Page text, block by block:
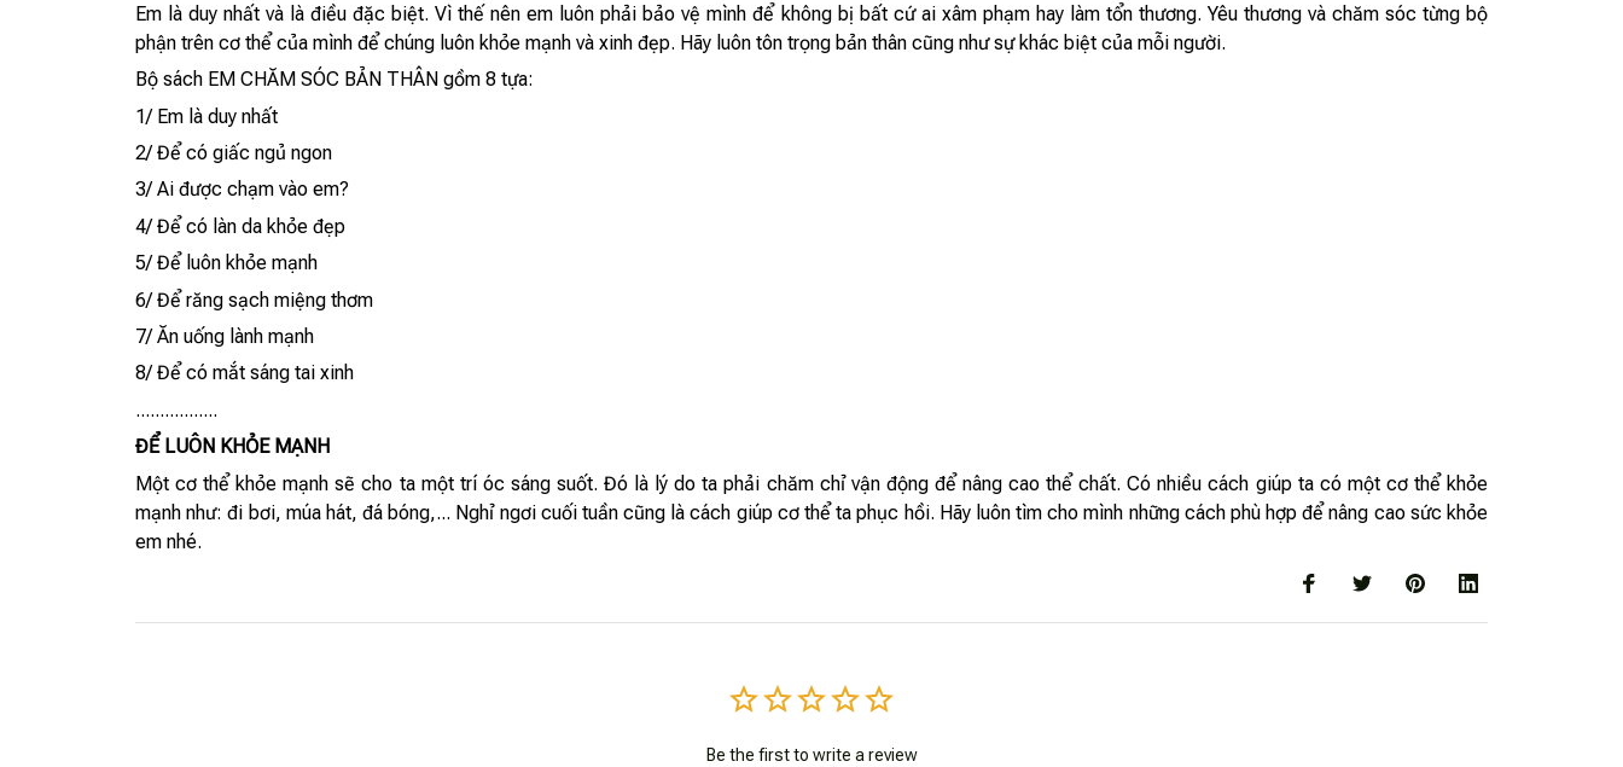
Em là duy nhất và là điều đặc biệt. Vì thế nên em luôn phải bảo vệ mình để không bị bất cứ ai xâm phạm hay làm tổn thương. Yêu thương và chăm sóc từng bộ
phận trên cơ thể của mình để chúng luôn khỏe mạnh và xinh đẹp. Hãy luôn tôn trọng bản thân cũng như sự khác biệt của mỗi người.
Bộ sách EM CHĂM SÓC BẢN THÂN gồm 8 tựa:
1/ Em là duy nhất
2/ Để có giấc ngủ ngon
3/ Ai được chạm vào em?
4/ Để có làn da khỏe đẹp
5/ Để luôn khỏe mạnh
6/ Để răng sạch miệng thơm
7/ Ăn uống lành mạnh
8/ Để có mắt sáng tai xinh
.................
ĐỂ LUÔN KHỎE MẠNH
Một cơ thể khỏe mạnh sẽ cho ta một trí óc sáng suốt. Đó là lý do ta phải chăm chỉ vận động để nâng cao thể chất. Có nhiều cách giúp ta có một cơ thể khỏe
mạnh như: đi bơi, múa hát, đá bóng,... Nghỉ ngơi cuối tuần cũng là cách giúp cơ thể ta phục hồi. Hãy luôn tìm cho mình những cách phù hợp để nâng cao sức khỏe
em nhé.
Be the first to write a review